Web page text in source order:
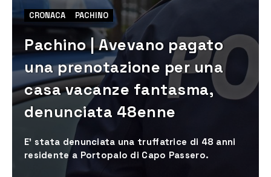
CRONACA PACHINO
Pachino | Avevano pagato
una prenotazione per una
casa vacanze fantasma,
denunciata 48enne
E' stata denunciata una truffatrice di 48 anni
residente a Portopalo di Capo Passero.